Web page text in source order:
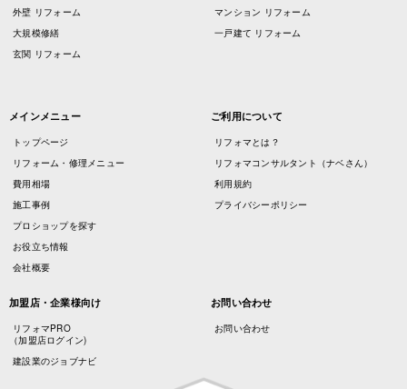
外壁 リフォーム
大規模修繕
玄関 リフォーム
マンション リフォーム
一戸建て リフォーム
メインメニュー
トップページ
リフォーム・修理メニュー
費用相場
施工事例
プロショップを探す
お役立ち情報
会社概要
ご利用について
リフォマとは？
リフォマコンサルタント（ナベさん）
利用規約
プライバシーポリシー
加盟店・企業様向け
リフォマPRO
（加盟店ログイン)
建設業のジョブナビ
お問い合わせ
お問い合わせ